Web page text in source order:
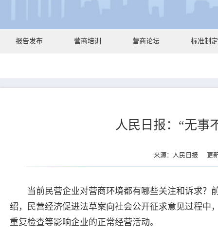
报告发布 营商培训 营商论坛 标准制定
人民日报：“无事
来源：人民日报 更
当前民营企业对营商环境都有哪些关注和诉求？
绍，民营经济促进法草案向社会公开征求意见过程中
重复检查等影响企业的正常经营活动。